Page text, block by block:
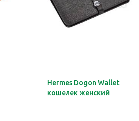
Hermes Dogon Wallet
кошелек женский